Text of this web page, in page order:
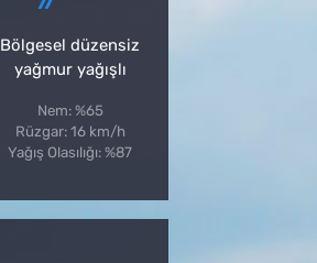
Bölgesel düzensiz
yağmur yağışlı
Nem: %65
Rüzgar: 16 km/h
Yağış Olasılığı: %87